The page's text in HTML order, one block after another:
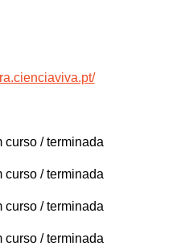
curso / terminada
curso / terminada
curso / terminada
curso / terminada